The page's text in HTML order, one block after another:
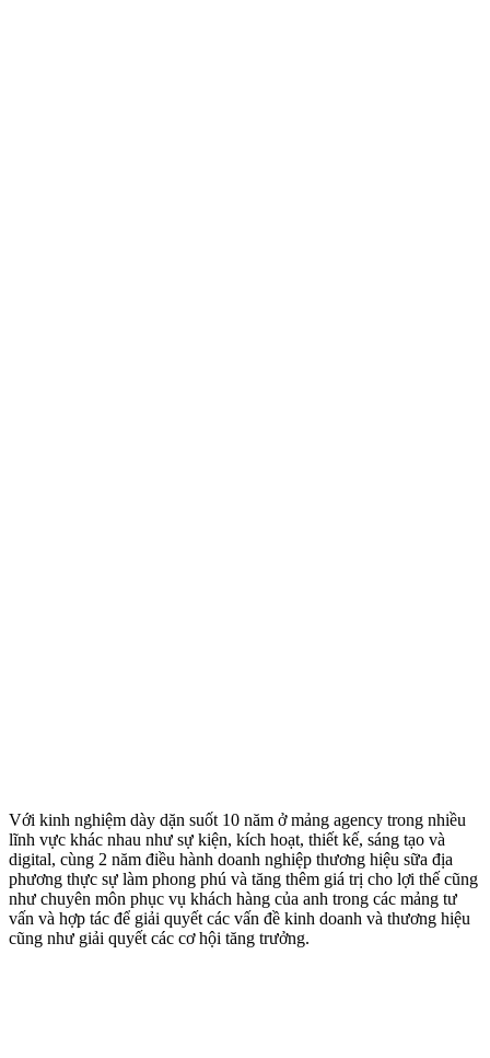
Với kinh nghiệm dày dặn suốt 10 năm ở mảng agency trong nhiều
lĩnh vực khác nhau như sự kiện, kích hoạt, thiết kế, sáng tạo và
digital, cùng 2 năm điều hành doanh nghiệp thương hiệu sữa địa
phương thực sự làm phong phú và tăng thêm giá trị cho lợi thế cũng
như chuyên môn phục vụ khách hàng của anh trong các mảng tư
vấn và hợp tác để giải quyết các vấn đề kinh doanh và thương hiệu
cũng như giải quyết các cơ hội tăng trưởng.